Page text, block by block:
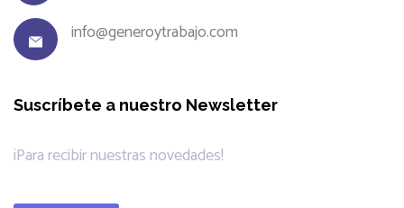
info@generoytrabajo.com
Suscríbete a nuestro Newsletter
¡Para recibir nuestras novedades!